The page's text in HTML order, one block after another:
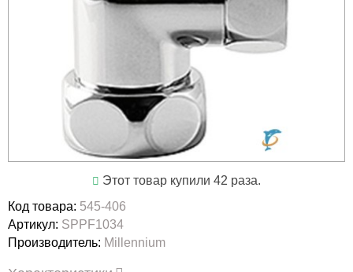
Этот товар купили 42 раза.
Код товара: 545-406
Артикул: SPPF1034
Производитель: Millennium